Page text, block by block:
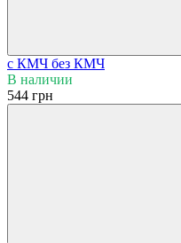
с КМЧ без КМЧ
В наличии
544 грн